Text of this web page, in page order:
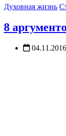
Духовная жизнь
8
04.11.2016